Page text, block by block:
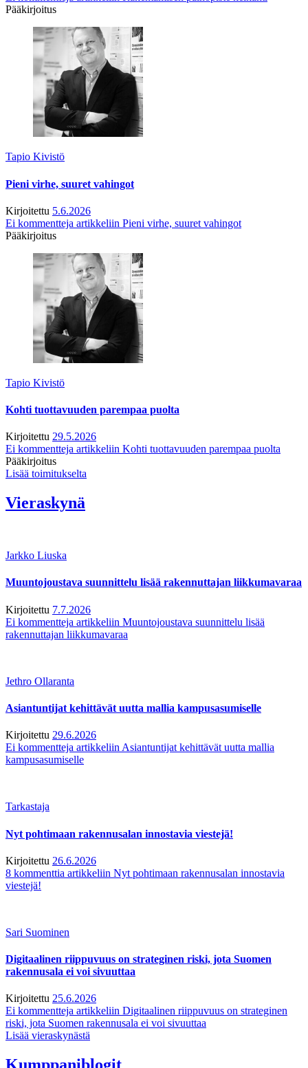
Pääkirjoitus
Tapio Kivistö
Pieni virhe, suuret vahingot
Kirjoitettu 5.6.2026
Ei kommentteja artikkeliin Pieni virhe, suuret vahingot
Pääkirjoitus
Tapio Kivistö
Kohti tuottavuuden parempaa puolta
Kirjoitettu 29.5.2026
Ei kommentteja artikkeliin Kohti tuottavuuden parempaa puolta
Pääkirjoitus
Lisää toimitukselta
Vieraskynä
Jarkko Liuska
Muuntojoustava suunnittelu lisää rakennuttajan liikkumavaraa
Kirjoitettu 7.7.2026
Ei kommentteja artikkeliin Muuntojoustava suunnittelu lisää
rakennuttajan liikkumavaraa
Jethro Ollaranta
Asiantuntijat kehittävät uutta mallia kampusasumiselle
Kirjoitettu 29.6.2026
Ei kommentteja artikkeliin Asiantuntijat kehittävät uutta mallia
kampusasumiselle
Tarkastaja
Nyt pohtimaan rakennusalan innostavia viestejä!
Kirjoitettu 26.6.2026
8 kommenttia artikkeliin Nyt pohtimaan rakennusalan innostavia
viestejä!
Sari Suominen
Digitaalinen riippuvuus on strateginen riski, jota Suomen
rakennusala ei voi sivuuttaa
Kirjoitettu 25.6.2026
Ei kommentteja artikkeliin Digitaalinen riippuvuus on strateginen
riski, jota Suomen rakennusala ei voi sivuuttaa
Lisää vieraskynästä